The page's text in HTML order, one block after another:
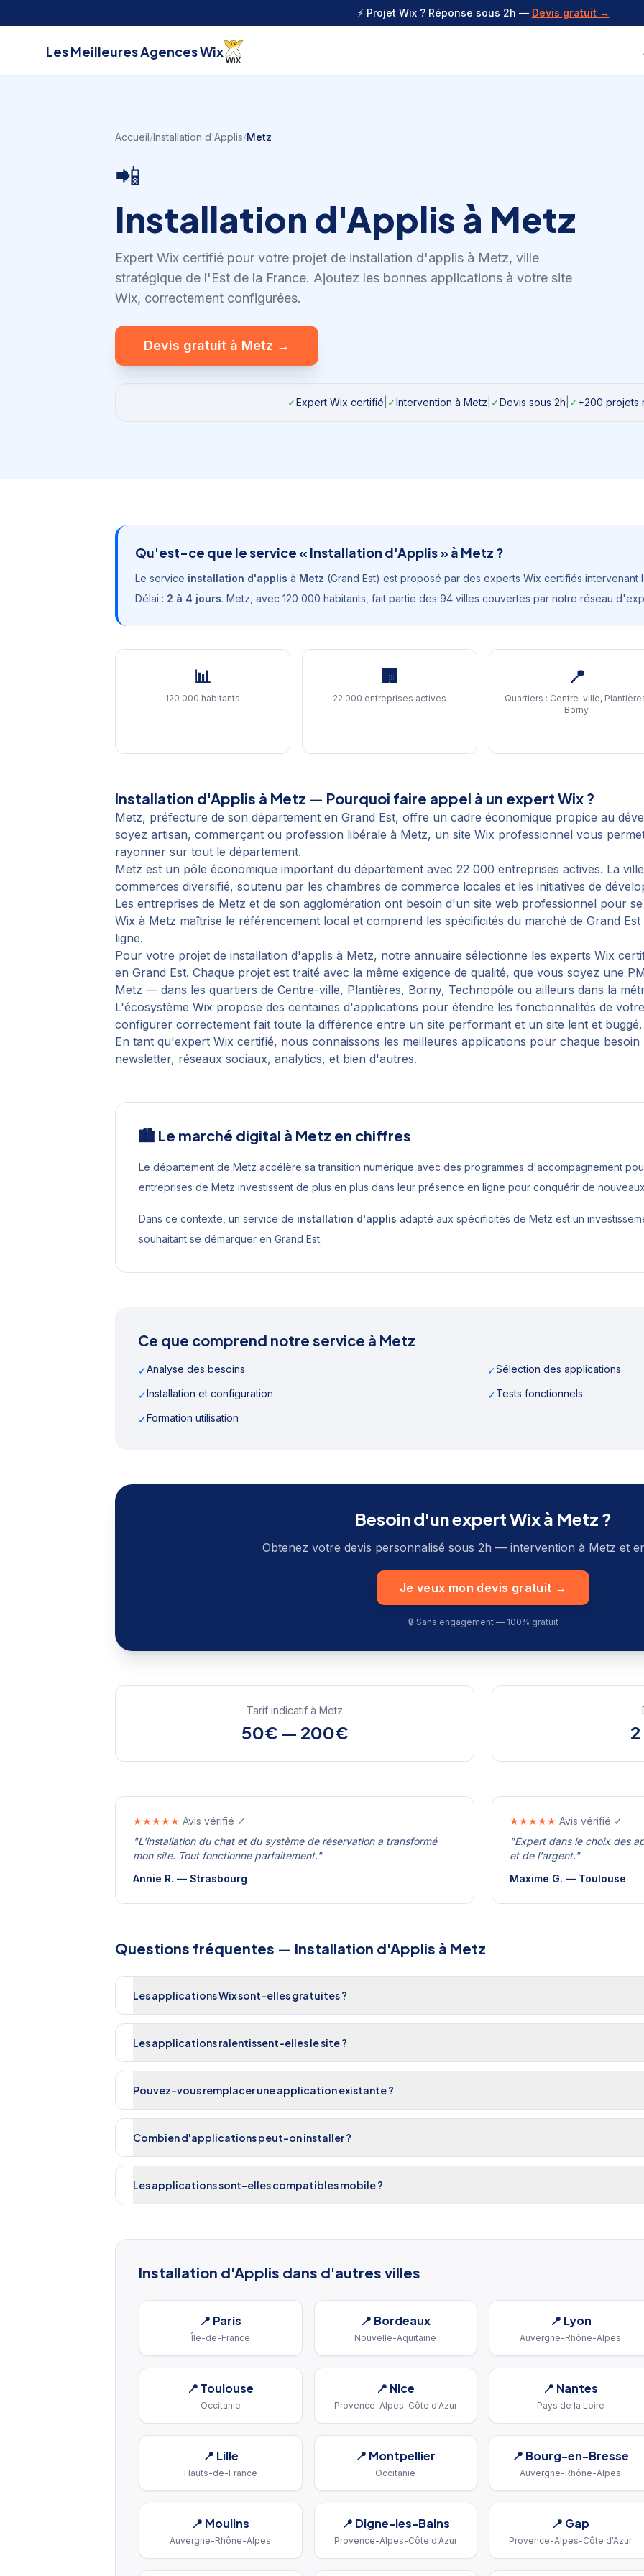
⚡ Projet Wix ? Réponse sous 2h — Devis gratuit →
Les MeilleuresAgences Wix
Accueil/Installation d'Applis/Metz
📲
Installation d'Applis à Metz
Expert Wix certifié pour votre projet de installation d'applis à Metz, ville
stratégique de l'Est de la France. Ajoutez les bonnes applications à votre site
Wix, correctement configurées.
Devis gratuit à Metz →
✓Expert Wix certifié ✓Intervention à Metz ✓Devis sous 2h ✓+200 projets
Qu'est-ce que le service « Installation d'Applis» à Metz ?
Le service installation d'applis à Metz (Grand Est) est proposé par des experts Wix certifiés intervenant
Délai : 2 à 4 jours. Metz , avec 120 000 habitants , fait partie des 94 villes couvertes par notre réseau
📊
120 000 habitants
🏢
22 000 entreprises actives
📍
Quartiers : Centre-ville,
Borny
Installation d'Applis à Metz — Pourquoi faire appel à un expert Wix ?
Metz, préfecture de son département en Grand Est, offre un cadre économique propice au
soyez artisan, commerçant ou profession libérale à Metz, un site Wix professionnel vous
rayonner sur tout le département.
Metz est un pôle économique important du département avec 22 000 entreprises actives. La
commerces diversifié, soutenu par les chambres de commerce locales et les initiatives de
Les entreprises de Metz et de son agglomération ont besoin d'un site web professionnel pour
Wix à Metz maîtrise le référencement local et comprend les spécificités du marché de Grand
ligne.
Pour votre projet de installation d'applis à Metz, notre annuaire sélectionne les experts Wix
en Grand Est. Chaque projet est traité avec la même exigence de qualité, que vous soyez une
Metz — dans les quartiers de Centre-ville, Plantières, Borny, Technopôle ou ailleurs dans la
L'écosystème Wix propose des centaines d'applications pour étendre les fonctionnalités de
configurer correctement fait toute la différence entre un site performant et un site lent et buggé.
En tant qu'expert Wix certifié, nous connaissons les meilleures applications pour chaque
newsletter, réseaux sociaux, analytics, et bien d'autres.
🏙️ Le marché digital à Metz en chiffres
Le département de Metz accélère sa transition numérique avec des programmes d'accompagnement
entreprises de Metz investissent de plus en plus dans leur présence en ligne pour conquérir de
Dans ce contexte, un service de installation d'applis adapté aux spécificités de Metz est un
souhaitant se démarquer en Grand Est.
Ce que comprend notre service à Metz
✓Analyse des besoins ✓Sélection des applications
✓Installation et configuration ✓Tests fonctionnels
✓Formation utilisation
Besoin d'un expert Wix à Metz ?
Obtenez votre devis personnalisé sous 2h — intervention à Metz et
Je veux mon devis gratuit →
🔒 Sans engagement — 100% gratuit
Tarif indicatif à Metz
50€ — 200€
★★★★★ Avis vérifié ✓
"L'installation du chat et du système de réservation a transformé
mon site. Tout fonctionne parfaitement."
Annie R. — Strasbourg
★★★★★ Avis vérifié ✓
"Expert dans le choix des
et de l'argent."
Maxime G. — Toulouse
Questions fréquentes — Installation d'Applis à Metz
Les applications Wix sont-elles gratuites ?
Les applications ralentissent-elles le site ?
Pouvez-vous remplacer une application existante ?
Combien d'applications peut-on installer ?
Les applications sont-elles compatibles mobile ?
Installation d'Applis dans d'autres villes
📍 Paris
Île-de-France
📍 Bordeaux
Nouvelle-Aquitaine
📍 Lyon
Auvergne-Rhône-Alpes
📍 Toulouse
Occitanie
📍 Nice
Provence-Alpes-Côte d'Azur
📍 Nantes
Pays de la Loire
📍 Lille
Hauts-de-France
📍 Montpellier
Occitanie
📍 Bourg-en-Bresse
Auvergne-Rhône-Alpes
📍 Moulins
Auvergne-Rhône-Alpes
📍 Digne-les-Bains
Provence-Alpes-Côte d'Azur
📍 Gap
Provence-Alpes-Côte d'Azur